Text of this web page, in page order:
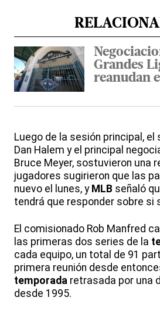
Grandes
reanudan
Luego de la sesión principal,
Dan Halem y el principal
Bruce Meyer, sostuvieron una
jugadores sugirieron que las
nuevo el lunes, y MLB señaló
tendrá que responder sobre si
El comisionado Rob Manfred
las primeras dos series de la
cada equipo, un total de 91
primera reunión desde
temporada retrasada por una
desde 1995.